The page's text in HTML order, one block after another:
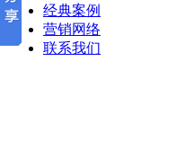
经典案例
营销网络
联系我们